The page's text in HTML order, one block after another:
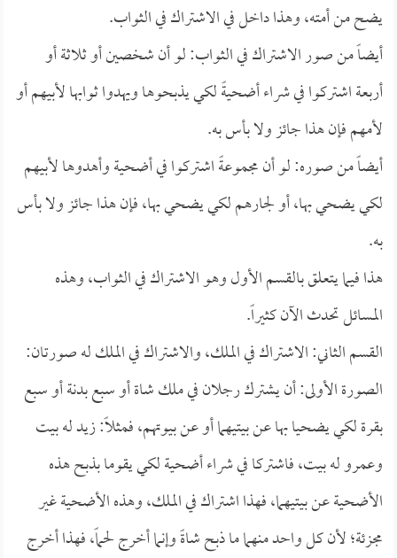
يضح من أمته، وهذا داخل في الاشتراك في الثواب.
أيضاً من صور الاشتراك في الثواب: لو أن شخصين أو ثلاثة أو
أربعة اشتركوا في شراء أضحيةً لكي يذبحوها ويهدوا ثوابها لأبيهم أو
لأمهم فإن هذا جائز ولا بأس به.
أيضاً من صوره: لو أن مجموعةً اشتركوا في أضحية وأهدوها لأبيهم
لكي يضحي بها، أو لجارهم لكي يضحي بها، فإن هذا جائز ولا بأس
به.
هذا فيما يتعلق بالقسم الأول وهو الاشتراك في الثواب، وهذه
المسائل تحدث الآن كثيراً.
القسم الثاني: الاشتراك في الملك، والاشتراك في الملك له صورتان:
الصورة الأولى: أن يشترك رجلان في ملك شاة أو سبع بدنة أو سبع
بقرة لكي يضحيا بها عن بيتيهما أو عن بيوتهم، فمثلاً: زيد له بيت
وعمرو له بيت، فاشتركا في شراء أضحية لكي يقوما بذبح هذه
الأضحية عن بيتيهما، فهذا اشتراك في الملك، وهذه الأضحية غير
مجزئة؛ لأن كل واحد منهما ما ذبح شاةً وإنما أخرج لحماً، فهذا أخرج